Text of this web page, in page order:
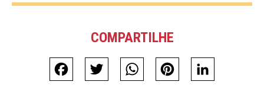
COMPARTILHE
FacebookTwitter WhatsAppPinterestLinkedIn